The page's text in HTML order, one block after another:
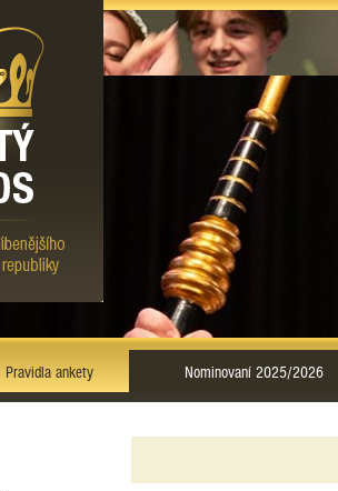
Pravidla ankety Nominovaní 2025/2026